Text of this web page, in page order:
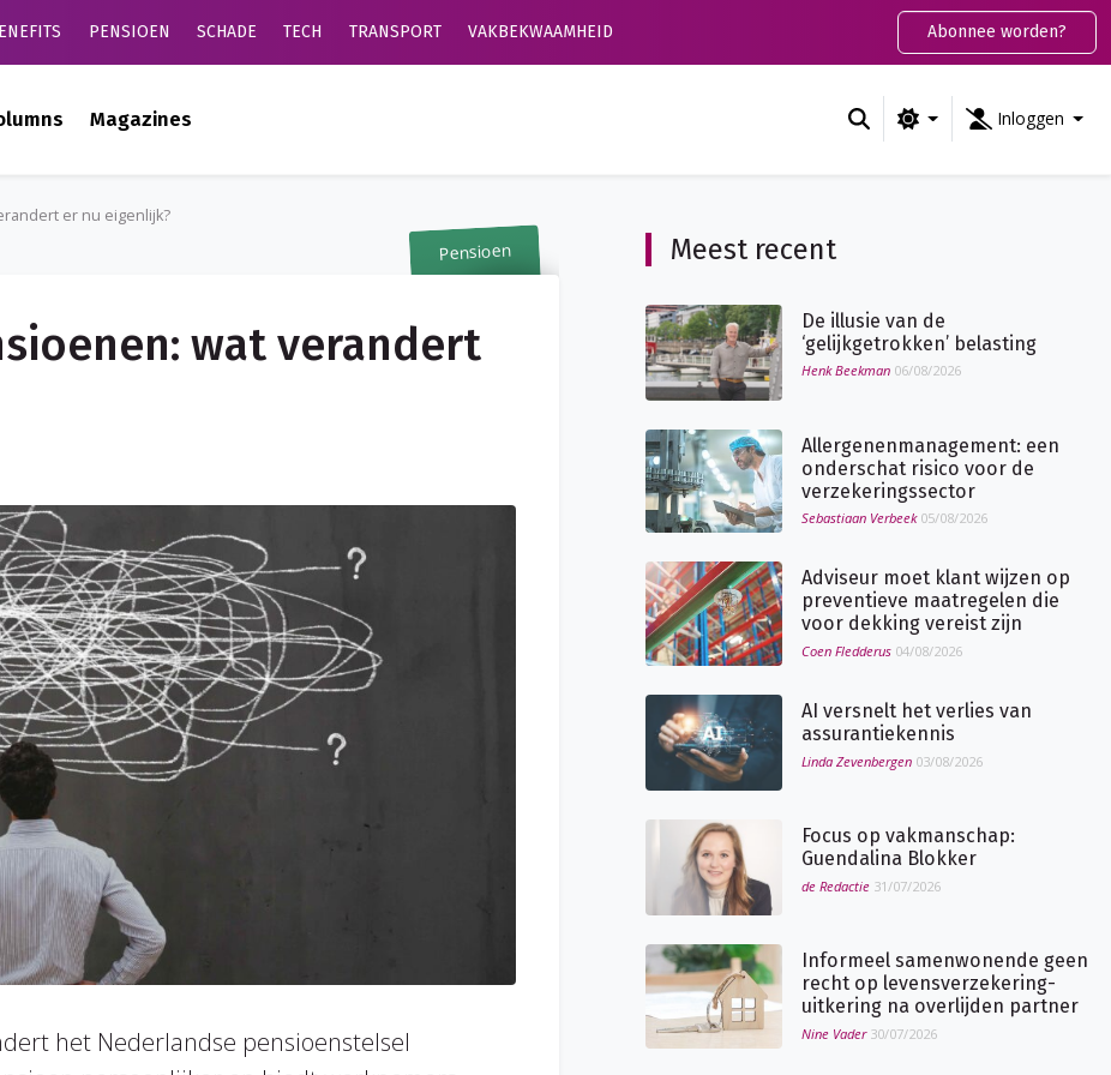
PENSIOEN SCHADE TECH TRANSPORT VAKBEKWAAMHEID Abonnee worden?
Magazines Inloggen
er nu eigenlijk?
Pensioen
wat verandert
het Nederlandse pensioenstelsel
Meest recent
De illusie van de
‘gelijkgetrokken’ belasting
Henk Beekman 06/08/2026
Allergenenmanagement: een
onderschat risico voor de
verzekeringssector
Sebastiaan Verbeek 05/08/2026
Adviseur moet klant wijzen op
preventieve maatregelen die
voor dekking vereist zijn
Coen Fledderus 04/08/2026
AI versnelt het verlies van
assurantiekennis
Linda Zevenbergen 03/08/2026
Focus op vakmanschap:
Guendalina Blokker
de Redactie 31/07/2026
Informeel samenwonende geen
recht op levensverzekering-
uitkering na overlijden partner
Nine Vader 30/07/2026